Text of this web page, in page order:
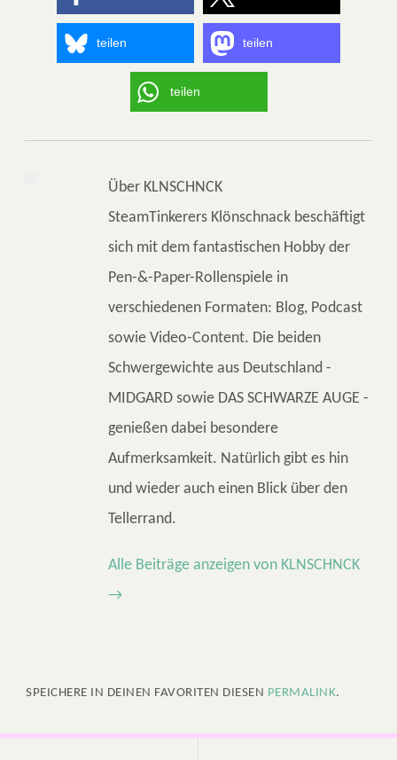
teilen teilen
teilen
Über KLNSCHNCK
SteamTinkerers Klönschnack beschäftigt
sich mit dem fantastischen Hobby der
Pen-&-Paper-Rollenspiele in
verschiedenen Formaten: Blog, Podcast
sowie Video-Content. Die beiden
Schwergewichte aus Deutschland -
MIDGARD sowie DAS SCHWARZE AUGE -
genießen dabei besondere
Aufmerksamkeit. Natürlich gibt es hin
und wieder auch einen Blick über den
Tellerrand.
Alle Beiträge anzeigen von KLNSCHNCK
→
SPEICHERE IN DEINEN FAVORITEN DIESEN PERMALINK.